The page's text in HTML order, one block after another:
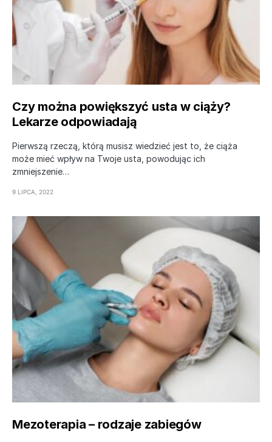
Czy można powiększyć usta w ciąży?
Lekarze odpowiadają
Pierwszą rzeczą, którą musisz wiedzieć jest to, że ciąża
może mieć wpływ na Twoje usta, powodując ich
zmniejszenie…
9 LIPCA, 2022
Mezoterapia – rodzaje zabiegów